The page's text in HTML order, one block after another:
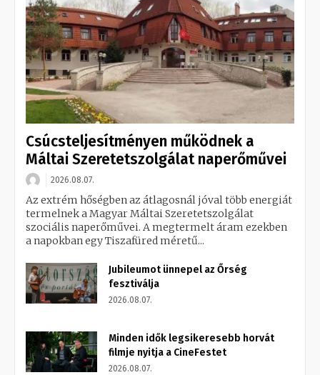
Csúcsteljesítményen működnek a
Máltai Szeretetszolgálat naperőművei
2026.08.07.
Az extrém hőségben az átlagosnál jóval több energiát
termelnek a Magyar Máltai Szeretetszolgálat
szociális naperőművei. A megtermelt áram ezekben
a napokban egy Tiszafüred méretű...
Jubileumot ünnepel az Őrség
fesztiválja
2026.08.07.
Minden idők legsikeresebb horvát
filmje nyitja a CineFestet
2026.08.07.